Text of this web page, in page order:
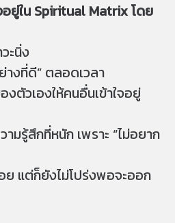
ใน Spiritual Matrix โดย
ะนิ่ง
างที่ดี” ตลอดเวลา
ตัวเองให้คนอื่นเข้าใจอยู่
มรู้สึกที่หนัก เพราะ “ไม่อยาก
ย แต่ก็ยังไม่โปร่งพอจะออก